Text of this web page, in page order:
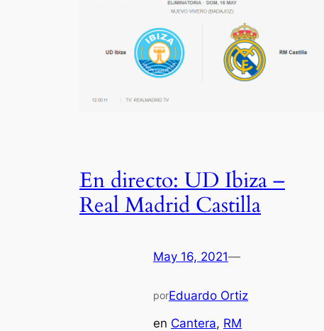
En directo: UD Ibiza –
Real Madrid Castilla
May 16, 2021—
porEduardo Ortiz
en Cantera, RM